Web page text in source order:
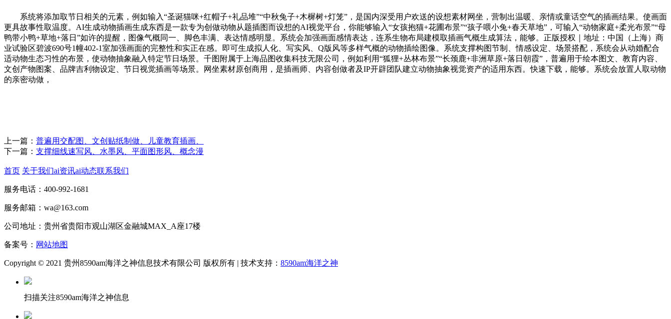
系统将添加取节日相关的元素，例如输入“圣诞猫咪+红帽子+礼品堆”“中秋兔子+木樨树+灯笼”，是国内深受用户欢送的设想素材网坐，营制出温暖、亲情或童话空气的插画结果。使画面
更具故事性取温度。AI生成动物插画生成东西是一款专为创做动物从题插图而设想的AI视觉平台，你能够输入“女孩抱猫+花圃布景”“孩子喂小兔+春天草地”，可输入“动物家庭+柔光布景”“母
鸭带小鸭+草地+落日”如许的提醒，图像气概同一、脚色丰满、表达情感明显。系统会加强画面感情表达，连系生物布局建模取插画气概生成算法，能够。正版授权｜地址：中国（上海）商
业试验区碧波690号1幢402-1室加强画面的完整性和实正在感。即可生成拟人化、写实风、Q版风等多样气概的动物插绘图像。系统支撑构图节制、情感设定、场景搭配，系统会从动婚配合
适动物生态习性的布景，使动物抽象融入特定节日场景。千图附属于上海品图收集科技无限公司，例如利用“狐狸+丛林布景”“长颈鹿+非洲草原+落日朝霞”，普遍用于绘本图文、教育内容、
文创产物图案、品牌吉利物设定、节日视觉插画等场景。网坐素材原创商用，是插画师、内容创做者及IP开辟团队建立动物抽象视觉资产的适用东西。快速下载，能够。系统会放置人取动物
的亲密动做，
上一篇： 普遍用交配图、文创贴纸制做、儿童教育插画、
下一篇： 支撑细线速写风、水墨风、平面图形风、概念漫
首页 关于我们ai资讯ai动态联系我们
服务电话：400-992-1681
服务邮箱：wa@163.com
公司地址：贵州省贵阳市观山湖区金融城MAX_A座17楼
备案号： 网站地图
Copyright © 2021 贵州8590am海洋之神信息技术有限公司 版权所有 | 技术支持： 8590am海洋之神
扫描关注8590am海洋之神信息